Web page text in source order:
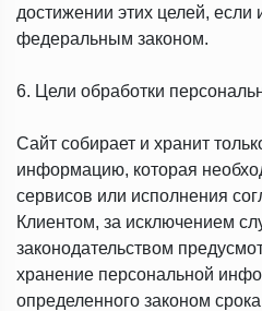
достижении этих целей,
федеральным законом.
6. Цели обработки
Сайт собирает и хранит
информацию, которая
сервисов или исполнения
Клиентом, за исключением
законодательством
хранение персональной
определенного законом